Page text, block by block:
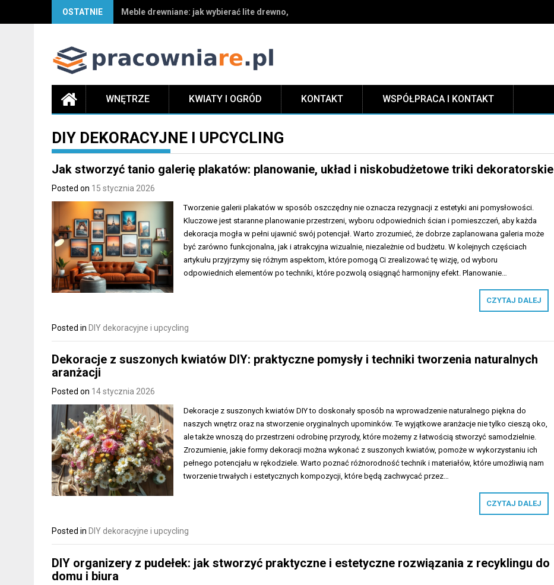
OSTATNIE Pluskwy domowe – jak zwalczyć problem, zanim wymknie się spod kontroli?
WNĘTRZE KWIATY I OGRÓD KONTAKT WSPÓŁPRACA I KONTAKT
DIY DEKORACYJNE I UPCYCLING
Jak stworzyć tanio galerię plakatów: planowanie, układ i niskobudżetowe triki dekoratorskie
Posted on 15 stycznia 2026
Tworzenie galerii plakatów w sposób oszczędny nie oznacza rezygnacji z estetyki ani pomysłowości.
Kluczowe jest staranne planowanie przestrzeni, wyboru odpowiednich ścian i pomieszczeń, aby każda
dekoracja mogła w pełni ujawnić swój potencjał. Warto zrozumieć, że dobrze zaplanowana galeria może
być zarówno funkcjonalna, jak i atrakcyjna wizualnie, niezależnie od budżetu. W kolejnych częściach
artykułu przyjrzymy się różnym aspektom, które pomogą Ci zrealizować tę wizję, od wyboru
odpowiednich elementów po techniki, które pozwolą osiągnąć harmonijny efekt. Planowanie…
CZYTAJ DALEJ
Posted in DIY dekoracyjne i upcycling
Dekoracje z suszonych kwiatów DIY: praktyczne pomysły i techniki tworzenia naturalnych
aranżacji
Posted on 14 stycznia 2026
Dekoracje z suszonych kwiatów DIY to doskonały sposób na wprowadzenie naturalnego piękna do
naszych wnętrz oraz na stworzenie oryginalnych upominków. Te wyjątkowe aranżacje nie tylko cieszą oko,
ale także wnoszą do przestrzeni odrobinę przyrody, które możemy z łatwością stworzyć samodzielnie.
Zrozumienie, jakie formy dekoracji można wykonać z suszonych kwiatów, pomoże w wykorzystaniu ich
pełnego potencjału w rękodziele. Warto poznać różnorodność technik i materiałów, które umożliwią nam
tworzenie trwałych i estetycznych kompozycji, które będą zachwycać przez…
CZYTAJ DALEJ
Posted in DIY dekoracyjne i upcycling
DIY organizery z pudełek: jak stworzyć praktyczne i estetyczne rozwiązania z recyklingu do
domu i biura